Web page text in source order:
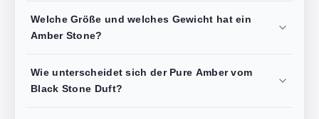
Welche Größe und welches Gewicht hat ein
Amber Stone?
Wie unterscheidet sich der Pure Amber vom
Black Stone Duft?